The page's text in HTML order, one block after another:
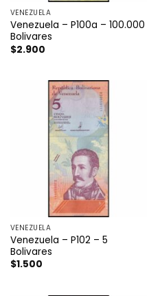
VENEZUELA
Venezuela – P100a – 100.000
Bolivares
$2.900
VENEZUELA
Venezuela – P102 – 5
Bolivares
$1.500